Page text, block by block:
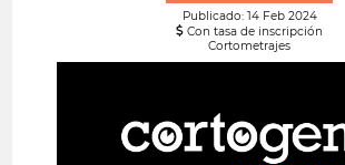
Publicado: 14 Feb 2024
Con tasa de inscripción
Cortometrajes